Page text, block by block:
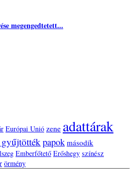
megengedtetett...
Európai Unió zene adattárak
papok második
Emberfőtető Erőshegy színész
örmény